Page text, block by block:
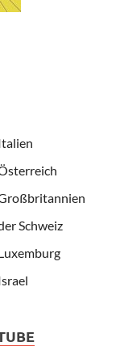
Großbritannien
Schweiz